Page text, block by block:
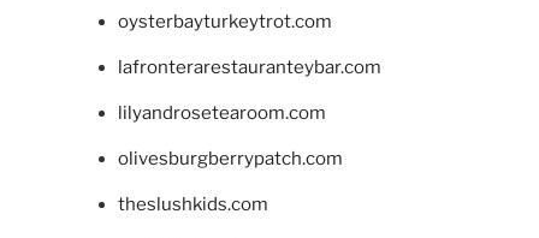
oysterbayturkeytrot.com
lafronterarestauranteybar.com
lilyandrosetearoom.com
olivesburgberrypatch.com
theslushkids.com